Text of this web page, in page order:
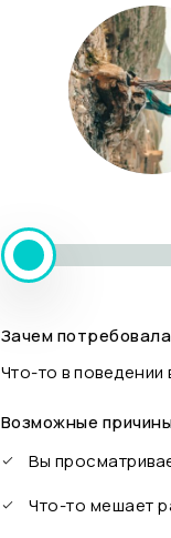
Зачем
Что-то в
Возможные
Вы
Что-то мешает